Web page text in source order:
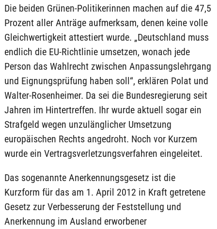
Die beiden Grünen-Politikerinnen machen auf die 47,5
Prozent aller Anträge aufmerksam, denen keine volle
Gleichwertigkeit attestiert wurde. „Deutschland muss
endlich die EU-Richtlinie umsetzen, wonach jede
Person das Wahlrecht zwischen Anpassungslehrgang
und Eignungsprüfung haben soll“, erklären Polat und
Walter-Rosenheimer. Da sei die Bundesregierung seit
Jahren im Hintertreffen. Ihr wurde aktuell sogar ein
Strafgeld wegen unzulänglicher Umsetzung
europäischen Rechts angedroht. Noch vor Kurzem
wurde ein Vertragsverletzungsverfahren eingeleitet.
Das sogenannte Anerkennungsgesetz ist die
Kurzform für das am 1. April 2012 in Kraft getretene
Gesetz zur Verbesserung der Feststellung und
Anerkennung im Ausland erworbener